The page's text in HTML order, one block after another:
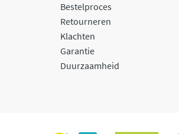
Bestelproces
Retourneren
Klachten
Garantie
Duurzaamheid